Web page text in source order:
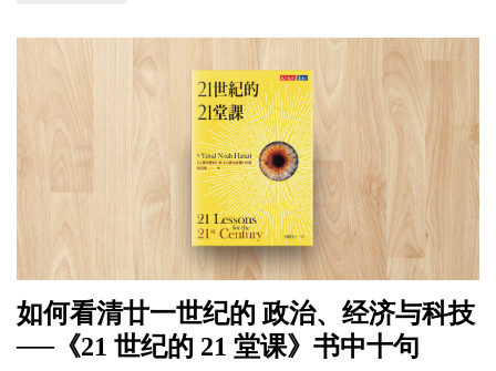
如何看清廿一世纪的 政治、经济与科技
──《21 世纪的 21 堂课》书中十句